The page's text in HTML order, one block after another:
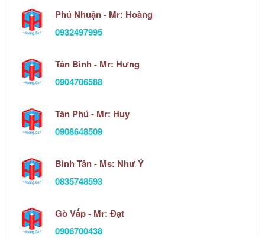
Phú Nhuận - Mr: Hoàng
0932497995
Tân Bình - Mr: Hưng
0904706588
Tân Phú - Mr: Huy
0908648509
Bình Tân - Ms: Như Ý
0835748593
Gò Vấp - Mr: Đạt
0906700438